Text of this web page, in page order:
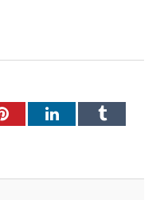
PinterestLinkedInTumblr